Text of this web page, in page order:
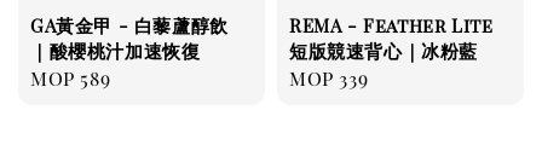
GA黃金甲 - 白藜蘆醇飲
｜酸櫻桃汁加速恢復
Regular
MOP 589
REMA - Feather Lite
短版競速背心｜冰粉藍
Regular
MOP 339